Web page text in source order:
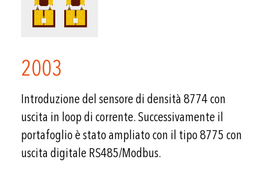
2003
Introduzione del sensore di densità 8774 con
uscita in loop di corrente. Successivamente il
portafoglio è stato ampliato con il tipo 8775 con
uscita digitale RS485/Modbus.